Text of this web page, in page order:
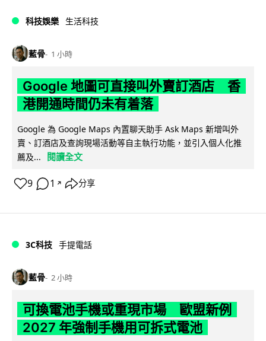
科技娛樂 生活科技
藍骨 1 小時
Google 地圖可直接叫外賣訂酒店 香
港開通時間仍未有着落
Google 為 Google Maps 內置聊天助手 Ask Maps 新增叫外
賣、訂酒店及查詢現場活動等自主執行功能，並引入個人化推
薦及...
閱讀全文
9 1 ↗ 分享
3C科技 手提電話
藍骨 2 小時
可換電池手機或重現市場 歐盟新例
2027 年強制手機用可拆式電池